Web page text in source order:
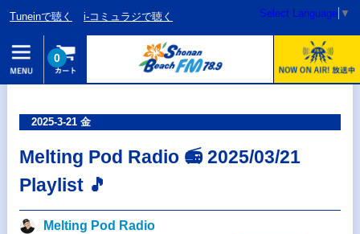
Tuneinで聴く i-コミュラジで聴く Select Language ▼
0
2025-3-21 金
Melting Pod Radio 📻 2025/03/21
Playlist 🎵
Melting Pod Radio